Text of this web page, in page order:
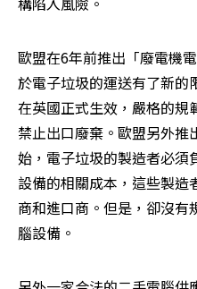
歐盟在6年前推出「廢電機
於電子垃圾的運送有了新的
在英國正式生效，嚴格的規
禁止出口廢棄。歐盟另外推
始，電子垃圾的製造者必須
設備的相關成本，這些製
商和進口商。但是，卻沒有
腦設備。